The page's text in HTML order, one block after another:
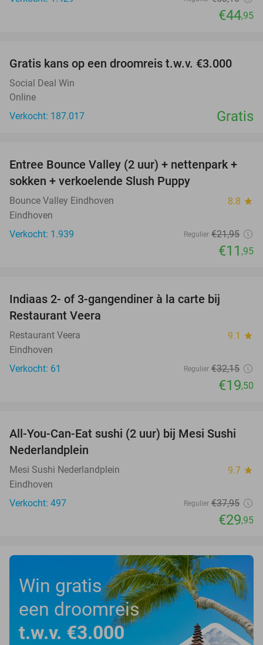
€44,95
Gratis kans op een droomreis t.w.v. €3.000
Social Deal Win
Online
Verkocht: 187.017
Gratis
46%
Entree Bounce Valley (2 uur) + nettenpark +
sokken + verkoelende Slush Puppy
Bounce Valley Eindhoven 8.8 star
Eindhoven
Verkocht: 1.939
Regulier €21,95
€11 ,95
Indiaas 2- of 3-gangendiner à la carte bij
Restaurant Veera
Restaurant Veera 9.1 star
Eindhoven
Verkocht: 61
Regulier €32,15
€19,50
21%
All-You-Can-Eat sushi (2 uur) bij Mesi Sushi
Nederlandplein
Mesi Sushi Nederlandplein 9.7 star
Eindhoven
Verkocht: 497
Regulier €37,95
€29,95
Win gratis
een droomreis
t.w.v. €3.000